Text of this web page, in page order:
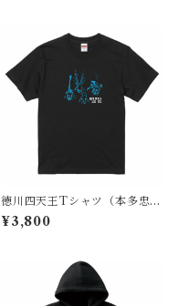
徳川四天王Tシャツ（本多忠
勝・酒井忠次・井伊直政・榊
原康政）（戦国時代 日本）
¥3,800